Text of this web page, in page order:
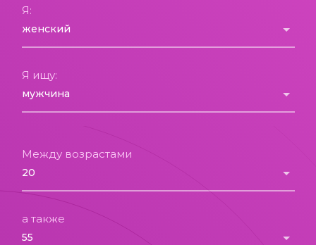
Я:
Я ищу:
Между возрастами
а также